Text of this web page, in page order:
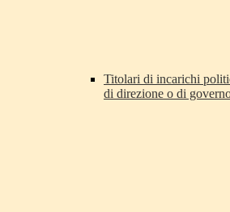
Titolari di incarichi
di direzione o di